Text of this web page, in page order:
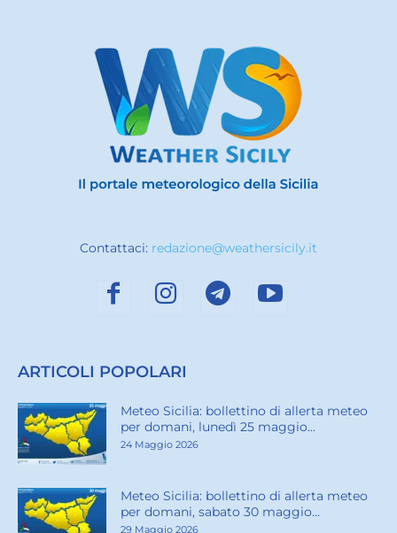
Contattaci: redazione@weathersicily.it
ARTICOLI POPOLARI
Meteo Sicilia: bollettino di allerta meteo
per domani, lunedì 25 maggio...
24 Maggio 2026
Meteo Sicilia: bollettino di allerta meteo
per domani, sabato 30 maggio...
29 Maggio 2026